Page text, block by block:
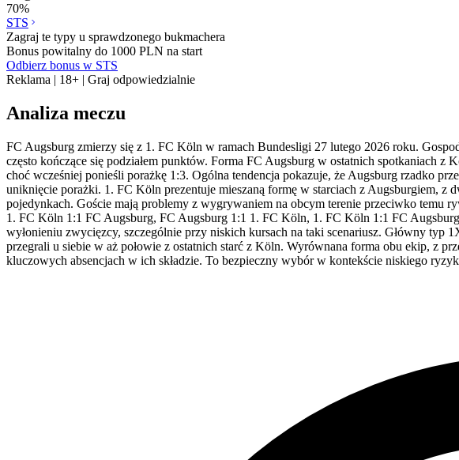
70%
STS
Zagraj te typy u sprawdzonego bukmachera
Bonus powitalny do 1000 PLN na start
Odbierz bonus w STS
Reklama | 18+ | Graj odpowiedzialnie
Analiza meczu
FC Augsburg zmierzy się z 1. FC Köln w ramach Bundesligi 27 lutego 2026 roku.
często kończące się podziałem punktów. Forma FC Augsburg w ostatnich spotkaniach
choć wcześniej ponieśli porażkę 1:3. Ogólna tendencja pokazuje, że Augsburg rzadko
uniknięcie porażki. 1. FC Köln prezentuje mieszaną formę w starciach z Augsburgiem,
pojedynkach. Goście mają problemy z wygrywaniem na obcym terenie przeciwko temu
1. FC Köln 1:1 FC Augsburg, FC Augsburg 1:1 1. FC Köln, 1. FC Köln 1:1 FC
wyłonieniu zwycięzcy, szczególnie przy niskich kursach na taki scenariusz. Główny
przegrali u siebie w aż połowie z ostatnich starć z Köln. Wyrównana forma obu ekip, z
kluczowych absencjach w ich składzie. To bezpieczny wybór w kontekście niskiego